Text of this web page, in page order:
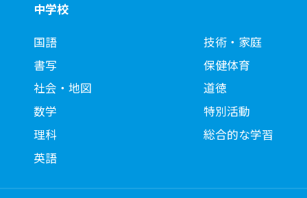
中学校
国語
書写
社会・地図
数学
理科
英語
技術・家庭
保健体育
道徳
特別活動
総合的な学習